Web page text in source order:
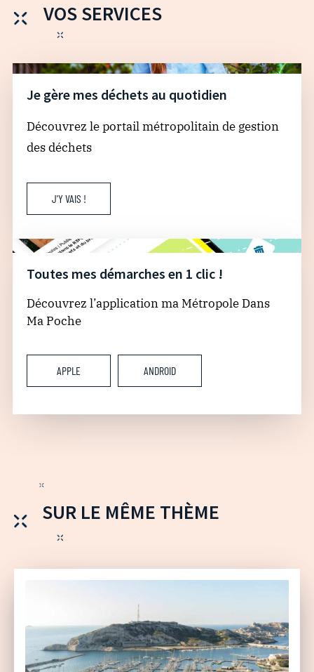
VOS SERVICES
Je gère mes déchets au quotidien
Découvrez le portail métropolitain de gestion
des déchets
J'Y VAIS !
Toutes mes démarches en 1 clic !
Découvrez l’application ma Métropole Dans
Ma Poche
APPLE ANDROID
SUR LE MÊME THÈME